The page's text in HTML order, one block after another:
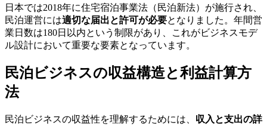
日本では2018年に住宅宿泊事業法（民泊新法）が施行され、
民泊運営には適切な届出と許可が必要となりました。年間営
業日数は180日以内という制限があり、これがビジネスモデ
ル設計において重要な要素となっています。
民泊ビジネスの収益構造と利益計算方
法
民泊ビジネスの収益性を理解するためには、 収入と支出の詳